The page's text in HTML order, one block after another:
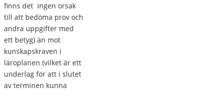
finns det ingen orsak
till att bedöma prov och
andra uppgifter med
ett betyg) än mot
kunskapskraven i
läroplanen (vilket är ett
underlag för att i slutet
av terminen kunna